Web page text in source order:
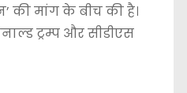
की मांग के बीच की है।
ट्रम्प और सीडीएस